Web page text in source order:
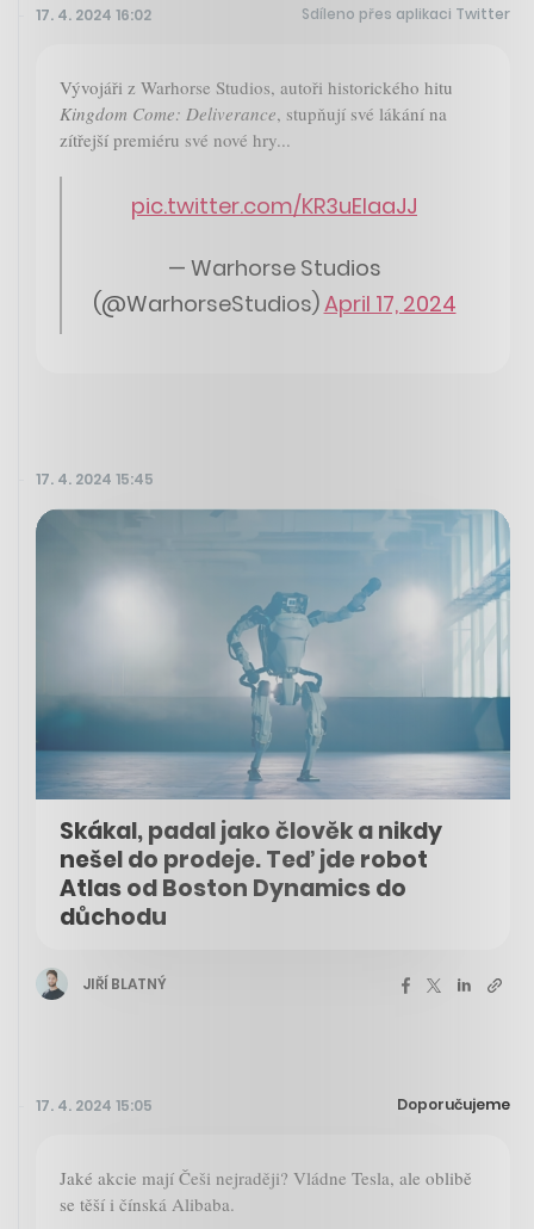
17. 4. 2024 16:02 Sdíleno přes aplikaci Twitter
Vývojáři z Warhorse Studios, autoři historického hitu
Kingdom Come: Deliverance, stupňují své lákání na
zítřejší premiéru své nové hry...
pic.twitter.com/KR3uEIaaJJ
— Warhorse Studios
(@WarhorseStudios)April 17, 2024
17. 4. 2024 15:45
Skákal, padal jako člověk a nikdy
nešel do prodeje. Teď jde robot
Atlas od Boston Dynamics do
důchodu
JIŘÍ BLATNÝ
17. 4. 2024 15:05 Doporučujeme
Jaké akcie mají Češi nejraději? Vládne Tesla, ale oblibě
se těší i čínská Alibaba.